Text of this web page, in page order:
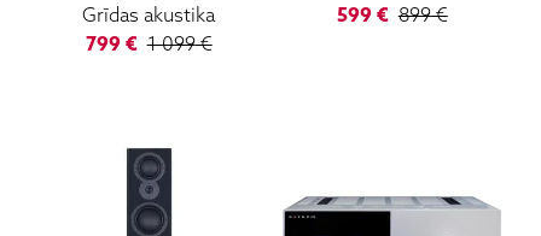
Grīdas akustika
799€ 1 099€
599€ 899€